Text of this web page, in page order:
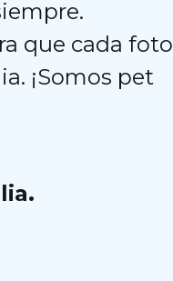
que cada foto
¡Somos pet